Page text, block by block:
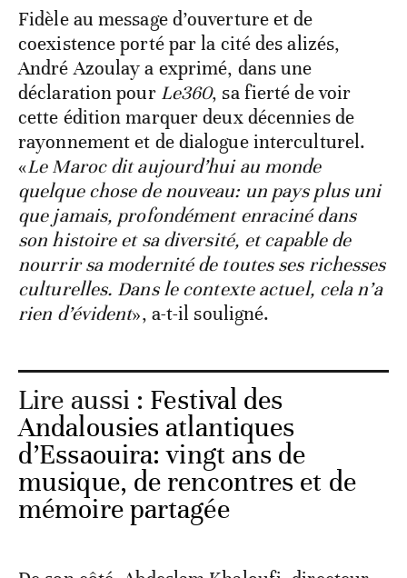
Fidèle au message d’ouverture et de
coexistence porté par la cité des alizés,
André Azoulay a exprimé, dans une
déclaration pour Le360, sa fierté de voir
cette édition marquer deux décennies de
rayonnement et de dialogue interculturel.
«Le Maroc dit aujourd’hui au monde
quelque chose de nouveau: un pays plus uni
que jamais, profondément enraciné dans
son histoire et sa diversité, et capable de
nourrir sa modernité de toutes ses richesses
culturelles. Dans le contexte actuel, cela n’a
rien d’évident», a-t-il souligné.
Lire aussi : Festival des
Andalousies atlantiques
d’Essaouira: vingt ans de
musique, de rencontres et de
mémoire partagée